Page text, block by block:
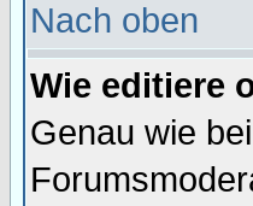
Nach oben
Wie editiere
Genau wie